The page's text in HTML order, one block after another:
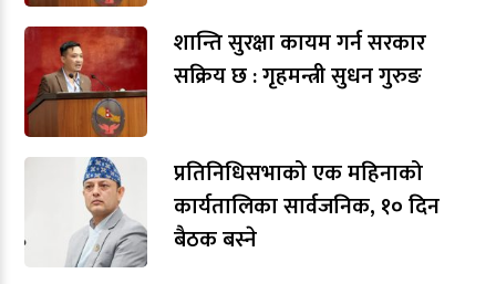
शान्ति सुरक्षा कायम गर्न सरकार
सक्रिय छ : गृहमन्त्री सुधन गुरुङ
प्रतिनिधिसभाको एक महिनाको
कार्यतालिका सार्वजनिक, १० दिन
बैठक बस्ने